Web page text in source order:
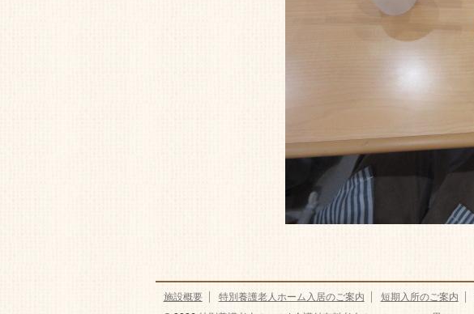
施設概要 特別養護老人ホーム入居のご案内 短期入所のご案内